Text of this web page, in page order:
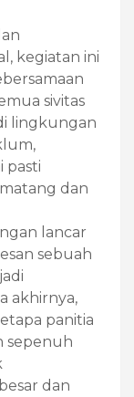
kegiatan ini
sivitas
lingkungan
pasti
dan
lancar
sebuah
akhirnya,
panitia
sepenuh
dan